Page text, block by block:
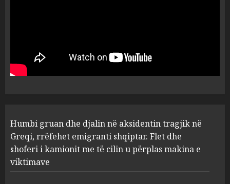
1
rrëfehet emigranti shqiptar.
Flet dhe shoferi i kamionit me
të cilin u përplas makina e
2
dhe BE? Rasti i 32-vjeçares
turke vë në dilemë Shqipërinë
AUGUST 7, 2026
Humbi gruan dhe djalin në aksidentin tragjik në
Greqi, rrëfehet emigranti shqiptar. Flet dhe
shoferi i kamionit me të cilin u përplas makina e
viktimave